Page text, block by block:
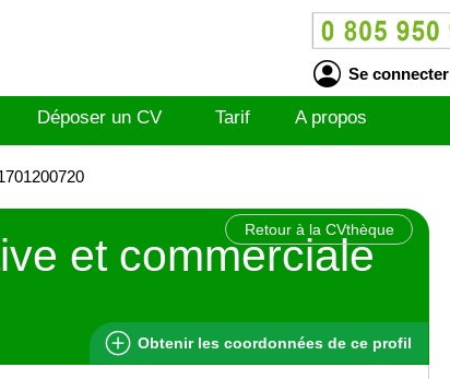
Se connecter
Déposer un CV Tarif A propos
Retour à la CVthèque
et commerciale
Obtenir les coordonnées de ce profil